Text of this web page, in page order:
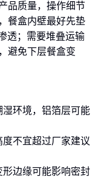
品质量，操作细节
餐盒内壁最好先垫
透；需要堆叠运输
避免下层餐盒变
环境，铝箔层可能
不宜超过厂家建议
边缘可能影响密封